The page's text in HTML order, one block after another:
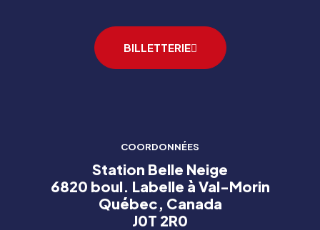
BILLETTERIE
COORDONNÉES
Station Belle Neige
6820 boul. Labelle à Val-Morin
Québec, Canada
J0T 2R0